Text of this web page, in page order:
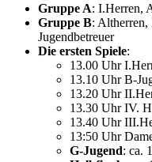
Gruppe A: I.Herren,
Gruppe B: Altherren,
Jugendbetreuer
Die ersten Spiele:
13.00 Uhr
13.10 Uhr B-
13.20 Uhr
13.30 Uhr IV.
13.40 Uhr
13:50 Uhr
G-Jugend: ca.